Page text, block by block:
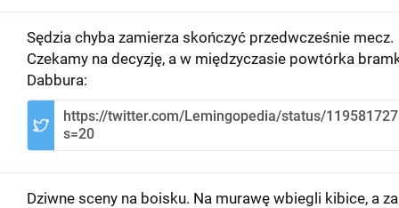
Sędzia chyba zamierza skończyć przedwcześnie mecz.
Czekamy na decyzję, a w międzyczasie powtórka
Dabbura:
https://twitter.com/Lemingopedia/status/
s=20
Dziwne sceny na boisku. Na murawę wbiegli kibice, a za